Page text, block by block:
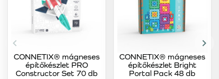
CONNETIX® mágneses
építőkészlet PRO
Constructor Set 70 db
CONNETIX® mágneses
építőkészlet Bright
Portal Pack 48 db